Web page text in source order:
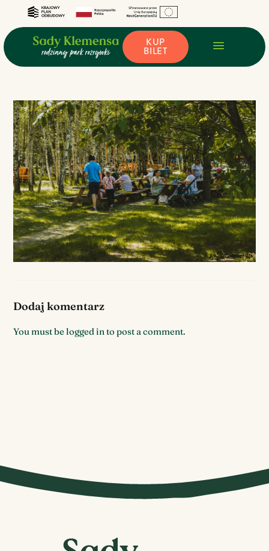
KUP
BILET
Dodaj komentarz
You must belogged into post a comment.